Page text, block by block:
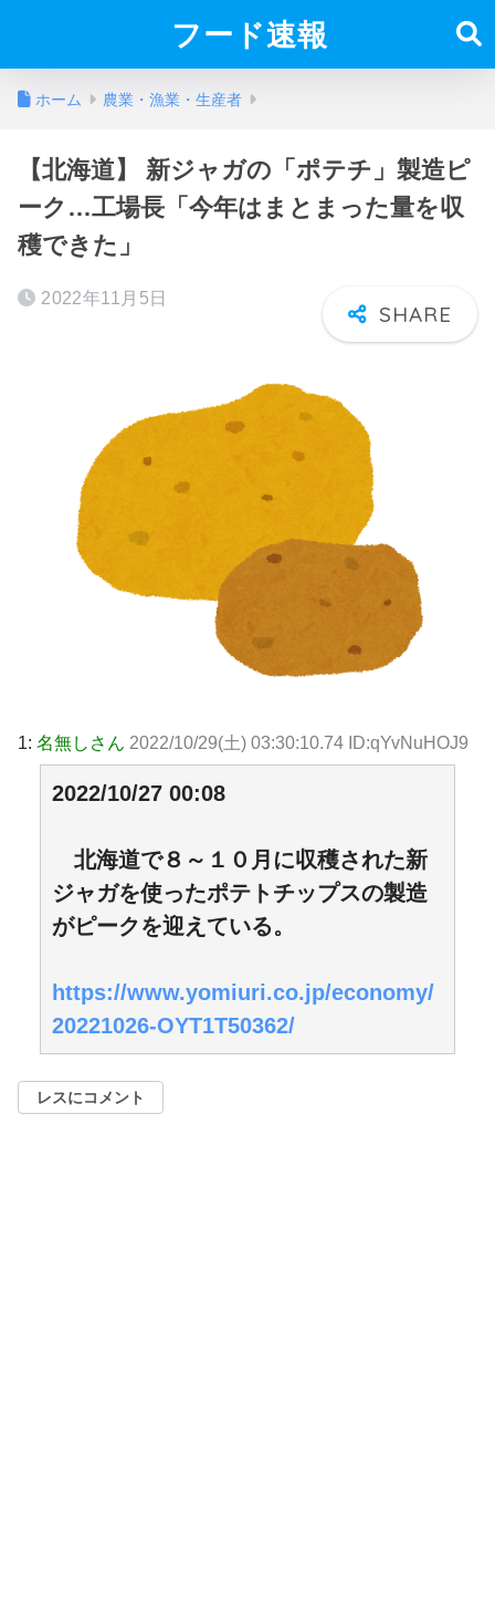
フード速報
ホーム 農業・漁業・生産者
【北海道】 新ジャガの「ポテチ」製造ピ
ーク…工場長「今年はまとまった量を収
穫できた」
2022年11月5日
1: 名無しさん 2022/10/29(土) 03:30:10.74 ID:qYvNuHOJ9
2022/10/27 00:08
北海道で８～１０月に収穫された新
ジャガを使ったポテトチップスの製造
がピークを迎えている。
https://www.yomiuri.co.jp/economy/
20221026-OYT1T50362/
レスにコメント